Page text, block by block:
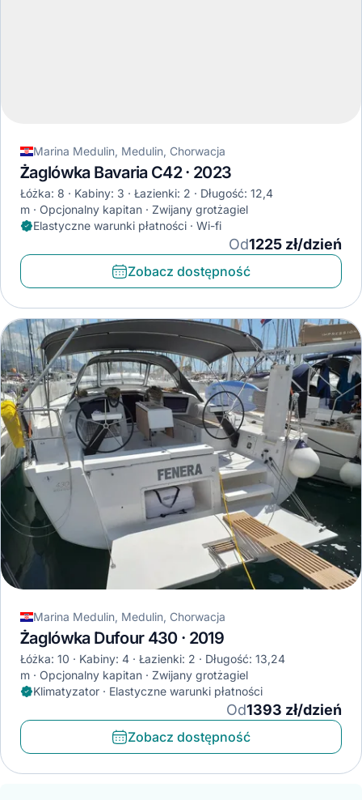
Marina Medulin, Medulin, Chorwacja
Żaglówka Bavaria C42 · 2023
Łóżka: 8 Kabiny: 3 Łazienki: 2
Długość: 12,4
m
Opcjonalny kapitan
Zwijany grotżagiel
Elastyczne warunki płatności · Wi-fi
Od1225 zł/dzień
Zobacz dostępność
Marina Medulin, Medulin, Chorwacja
Żaglówka Dufour 430 · 2019
Łóżka: 10 Kabiny: 4 Łazienki: 2
Długość: 13,24
m
Opcjonalny kapitan
Zwijany grotżagiel
Klimatyzator · Elastyczne warunki płatności
Od1393 zł/dzień
Zobacz dostępność